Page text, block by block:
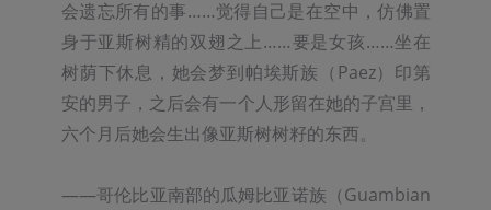
会遗忘所有的事……觉得自己是在空中，仿佛置
身于亚斯树精的双翅之上……要是女孩……坐在
树荫下休息，她会梦到帕埃斯族（Paez）印第
安的男子，之后会有一个人形留在她的子宫里，
六个月后她会生出像亚斯树树籽的东西。
——哥伦比亚南部的瓜姆比亚诺族（Guambian